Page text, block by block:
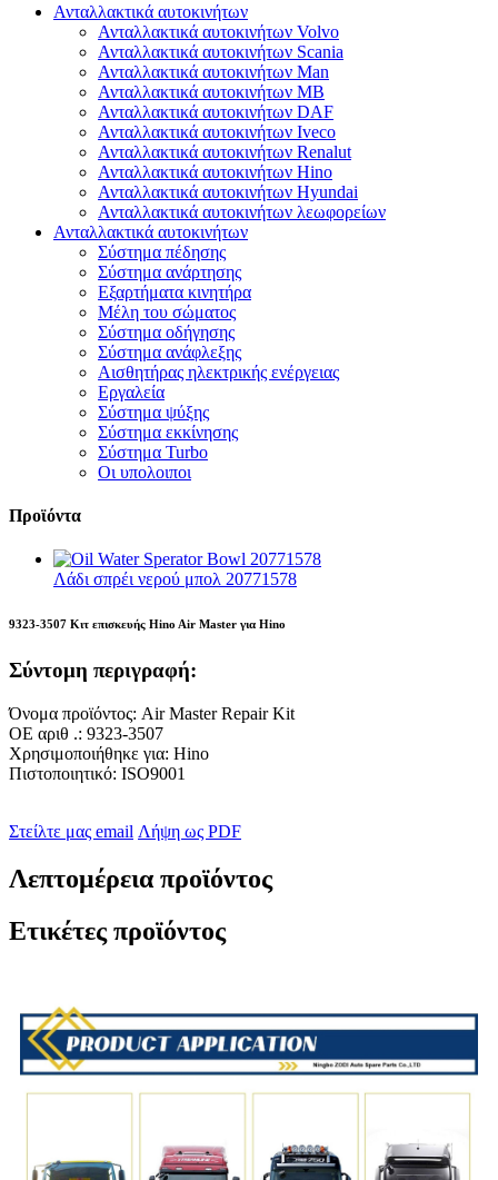
Ανταλλακτικά αυτοκινήτων
Ανταλλακτικά αυτοκινήτων Volvo
Ανταλλακτικά αυτοκινήτων Scania
Ανταλλακτικά αυτοκινήτων Man
Ανταλλακτικά αυτοκινήτων MB
Ανταλλακτικά αυτοκινήτων DAF
Ανταλλακτικά αυτοκινήτων Iveco
Ανταλλακτικά αυτοκινήτων Renalut
Ανταλλακτικά αυτοκινήτων Hino
Ανταλλακτικά αυτοκινήτων Hyundai
Ανταλλακτικά αυτοκινήτων λεωφορείων
Ανταλλακτικά αυτοκινήτων
Σύστημα πέδησης
Σύστημα ανάρτησης
Εξαρτήματα κινητήρα
Μέλη του σώματος
Σύστημα οδήγησης
Σύστημα ανάφλεξης
Αισθητήρας ηλεκτρικής ενέργειας
Εργαλεία
Σύστημα ψύξης
Σύστημα εκκίνησης
Σύστημα Turbo
Οι υπολοιποι
Προϊόντα
Λάδι σπρέι νερού μπολ 20771578
9323-3507 Κιτ επισκευής Hino Air Master για Hino
Σύντομη περιγραφή:
Όνομα προϊόντος: Air Master Repair Kit
ΟΕ αριθ .: 9323-3507
Χρησιμοποιήθηκε για: Hino
Πιστοποιητικό: ISO9001
Στείλτε μας email Λήψη ως PDF
Λεπτομέρεια προϊόντος
Ετικέτες προϊόντος